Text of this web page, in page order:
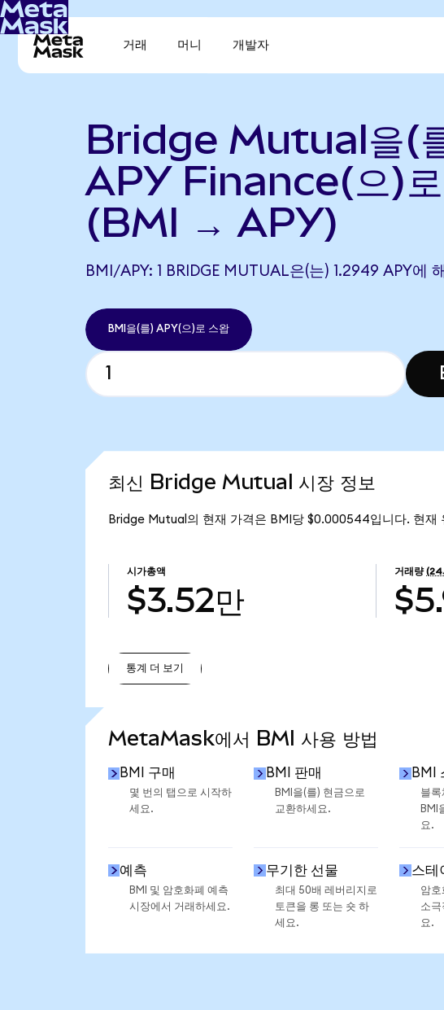
거래 머니 개발자
Bridge Mutual을(
APY Finance(으)로
(BMI → APY)
BMI/APY: 1 BRIDGE MUTUAL은(는) 1.2949 APY에
BMI을(를) APY(으)로 스왑
최신 Bridge Mutual 시장 정보
Bridge Mutual의 현재 가격은 BMI당 $0.000544입니다. 현
시가총액
$3.52만
거래량 (24
통계 더 보기
MetaMask에서 BMI 사용 방법
BMI 구매
몇 번의 탭으로 시작하
세요.
BMI 판매
BMI을(를) 현금으로
교환하세요.
BMI
블록
BMI
요.
예측
BMI 및 암호화폐 예측
시장에서 거래하세요.
무기한 선물
최대 50배 레버리지로
토큰을 롱 또는 숏 하
세요.
스테
암호
소극
요.